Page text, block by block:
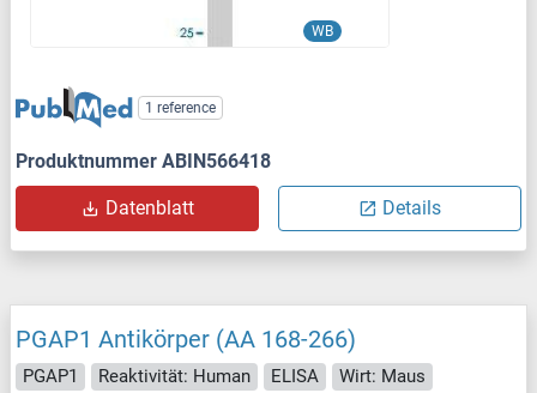
WB
1 reference
Produktnummer ABIN566418
Datenblatt Details
PGAP1 Antikörper (AA 168-266)
PGAP1 Reaktivität: Human ELISA
Wirt: Maus